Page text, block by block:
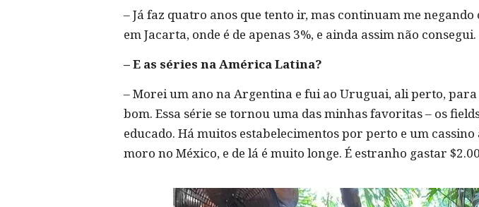
– Já faz quatro anos que tento ir, mas continuam me
em Jacarta, onde é de apenas 3%, e ainda assim não consegui.
– E as séries na América Latina?
– Morei um ano na Argentina e fui ao Uruguai, ali perto,
bom. Essa série se tornou uma das minhas favoritas – os
educado. Há muitos estabelecimentos por perto e um
moro no México, e de lá é muito longe. É estranho gastar